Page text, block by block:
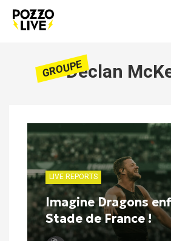
GROUPEDeclan
LIVE REPORTS
Imagine Dragons
Stade de France !